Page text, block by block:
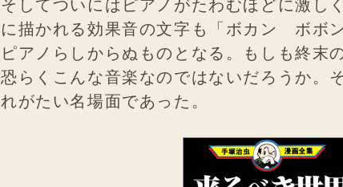
そしてついにはピアノがたわむほどに激し
に描かれる効果音の文字も「ボカン ボボ
ピアノらしからぬものとなる。もしも終末
恐らくこんな音楽なのではないだろうか。
れがたい名場面であった。